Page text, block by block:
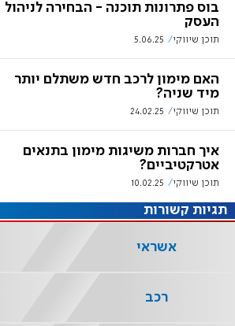
בוס פתרונות תוכנה - הבחירה לניהול
העסק
תוכן שיווקי 5.06.25
האם מימון לרכב חדש משתלם יותר
מיד שניה?
תוכן שיווקי 24.02.25
איך חברות משיגות מימון בתנאים
אטרקטיביים?
תוכן שיווקי 10.02.25
תגיות קשורות
אשראי
רכב